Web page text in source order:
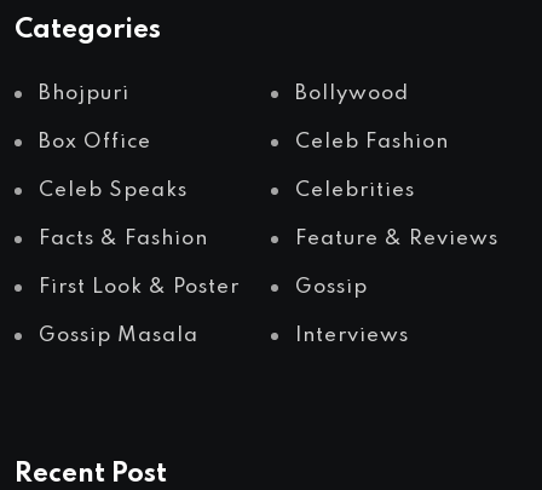
Categories
Bhojpuri Bollywood
Box Office Celeb Fashion
Celeb Speaks Celebrities
Facts & Fashion Feature & Reviews
First Look & Poster Gossip
Gossip Masala Interviews
Recent Post